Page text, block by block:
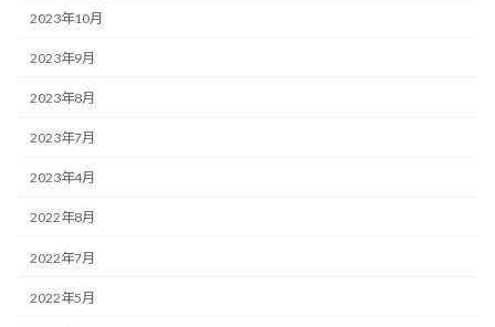
2023年10月
2023年9月
2023年8月
2023年7月
2023年4月
2022年8月
2022年7月
2022年5月